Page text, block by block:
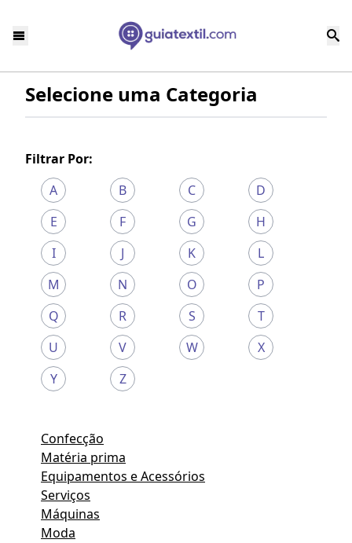
Selecione uma Categoria
Filtrar Por:
A
B C
D
E
F G
H
I
J K
L
M
N O
P
Q
R S
T
U
V W
X
Y
Z
Confecção
Matéria prima
Equipamentos e Acessórios
Serviços
Máquinas
Moda